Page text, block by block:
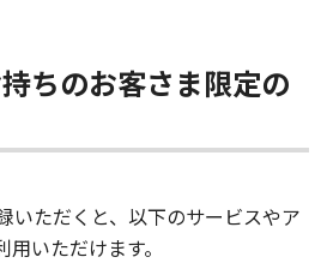
ちのお客さま限定の
いただくと、以下のサービスやア
いただけます。